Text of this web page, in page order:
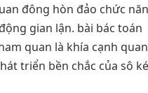
đông hòn đảo chức
gian lận. bài bác toán
quan là khía cạnh quan
triển bền chắc của sô